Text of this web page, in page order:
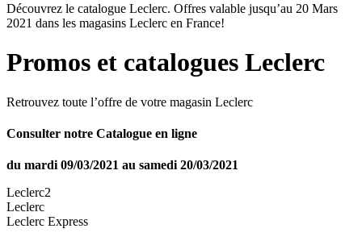
Découvrez le catalogue Leclerc. Offres valable jusqu’au 20 Mars
2021 dans les magasins Leclerc en France!
Promos et catalogues Leclerc
Retrouvez toute l’offre de votre magasin Leclerc
Consulter notre Catalogue en ligne
du mardi 09/03/2021 au samedi 20/03/2021
Leclerc2
Leclerc
Leclerc Express